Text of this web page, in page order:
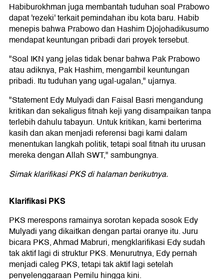
Habiburokhman juga membantah tuduhan soal Prabowo
dapat 'rezeki' terkait pemindahan ibu kota baru. Habib
menepis bahwa Prabowo dan Hashim Djojohadikusumo
mendapat keuntungan pribadi dari proyek tersebut.
"Soal IKN yang jelas tidak benar bahwa Pak Prabowo
atau adiknya, Pak Hashim, mengambil keuntungan
pribadi. Itu tuduhan yang ugal-ugalan," ujarnya.
"Statement Edy Mulyadi dan Faisal Basri mengandung
kritikan dan sekaligus fitnah keji yang disampaikan tanpa
terlebih dahulu tabayun. Untuk kritikan, kami berterima
kasih dan akan menjadi referensi bagi kami dalam
menentukan langkah politik, tetapi soal fitnah itu urusan
mereka dengan Allah SWT," sambungnya.
Simak klarifikasi PKS di halaman berikutnya.
Klarifikasi PKS
PKS merespons ramainya sorotan kepada sosok Edy
Mulyadi yang dikaitkan dengan partai oranye itu. Juru
bicara PKS, Ahmad Mabruri, mengklarifikasi Edy sudah
tak aktif lagi di struktur PKS. Menurutnya, Edy pernah
menjadi caleg PKS, tetapi tak aktif lagi setelah
penyelenggaraan Pemilu hingga kini.